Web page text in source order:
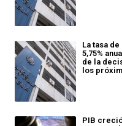
La tasa
5,75%
de la
los
PIB